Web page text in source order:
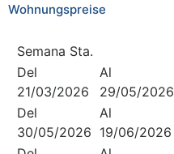
Wohnungspreise
Semana Sta.
Del
21/03/2026
Al
29/05/2026
Del
30/05/2026
Al
19/06/2026